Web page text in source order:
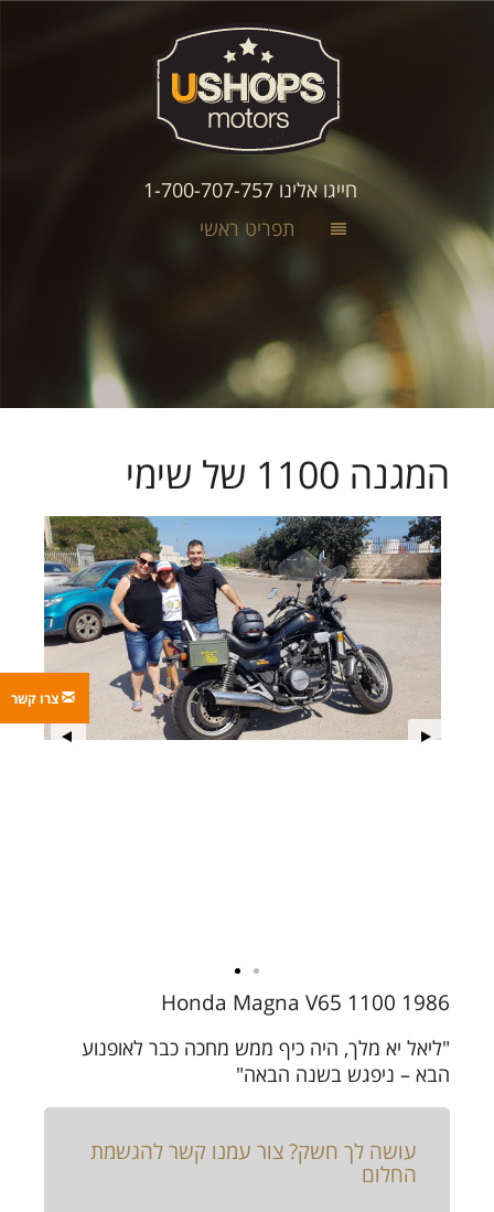
חייגו אלינו 1-700-707-757
תפריט ראשי
המגנה 1100 של שימי
1986 Honda Magna V65 1100
"ליאל יא מלך, היה כיף ממש מחכה כבר לאופנוע
הבא – ניפגש בשנה הבאה"
עושה לך חשק? צור עמנו קשר להגשמת
החלום
צרו קשר